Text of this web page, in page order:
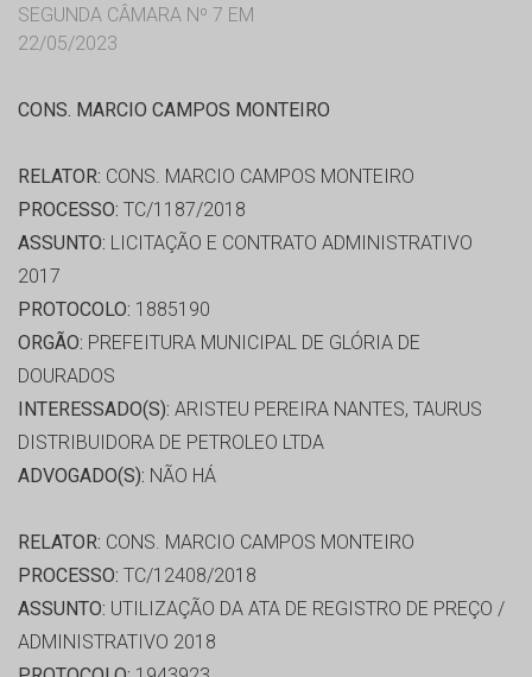
SEGUNDA CÂMARA Nº 7 EM
22/05/2023
CONS. MARCIO CAMPOS MONTEIRO
RELATOR: CONS. MARCIO CAMPOS MONTEIRO
PROCESSO: TC/1187/2018
ASSUNTO: LICITAÇÃO E CONTRATO ADMINISTRATIVO
2017
PROTOCOLO: 1885190
ORGÃO: PREFEITURA MUNICIPAL DE GLÓRIA DE
DOURADOS
INTERESSADO(S): ARISTEU PEREIRA NANTES, TAURUS
DISTRIBUIDORA DE PETROLEO LTDA
ADVOGADO(S): NÃO HÁ
RELATOR: CONS. MARCIO CAMPOS MONTEIRO
PROCESSO: TC/12408/2018
ASSUNTO: UTILIZAÇÃO DA ATA DE REGISTRO DE PREÇO /
ADMINISTRATIVO 2018